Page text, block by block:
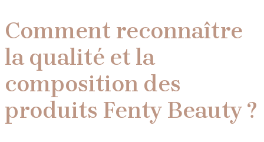
Comment reconnaître
la qualité et la
composition des
produits Fenty Beauty ?